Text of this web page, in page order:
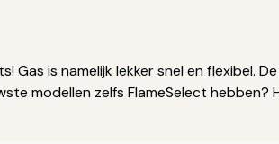
is namelijk lekker snel en flexibel.
modellen zelfs FlameSelect hebben?